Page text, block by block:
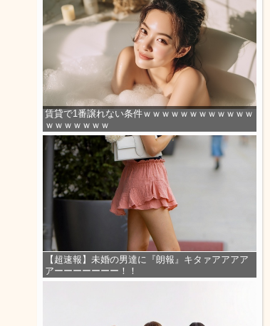
賃貸で1番譲れない条件ｗｗｗｗｗｗｗｗｗｗｗｗ
ｗｗｗｗｗｗｗ
【超速報】未婚の男達に『朗報』キタァアアアア
アーーーーーーー！！